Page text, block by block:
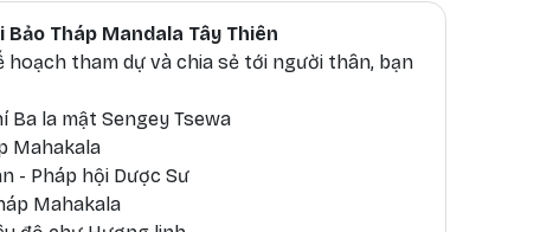
Tháp Mandala Tây Thiên
hoạch tham dự và chia sẻ tới người thân, bạn
la mật Sengey Tsewa
Mahakala
- Pháp hội Dược Sư
Mahakala